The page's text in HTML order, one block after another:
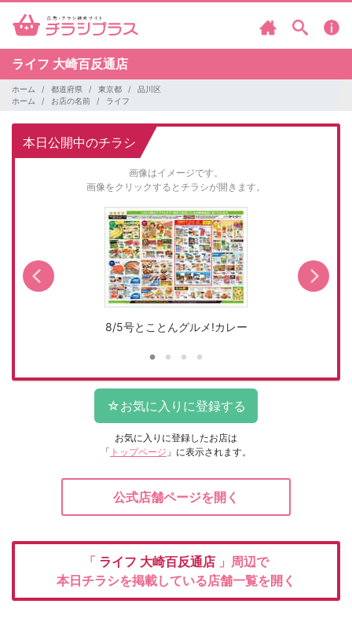
ライフ 大崎百反通店
ホーム 都道府県 東京都
品川区
ホーム
お店の名前 ライフ
本日公開中のチラシ
画像はイメージです。
画像をクリックするとチラシが開きます。
8/5号とことんグルメ!カレー
お気に入りに登録したお店は
「 トップページ 」に表示されます。
公式店舗ページを開く
「 ライフ 大崎百反通店 」周辺で
本日チラシを掲載している店舗一覧を開く